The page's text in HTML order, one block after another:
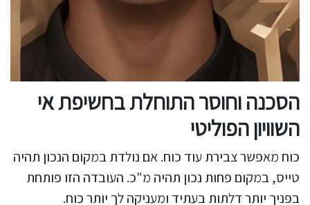
הסכנה וחוסר התוחלת בחשיפת אי
השוויון הפוליטי
כוח מאפשר צבירת עוד כוח. אם נולדת במקום הנכון תהיה
טייס, במקום פחות נכון תהיה מ"כ. העובדה הזו פותחת
בפניך יותר דלתות בעתיד ומעניקה לך יותר כוח.